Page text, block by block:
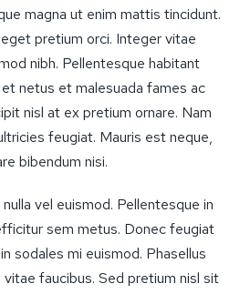
magna ut enim mattis tincidunt.
pretium orci. Integer vitae
nibh. Pellentesque habitant
netus et malesuada fames ac
nisl at ex pretium ornare. Nam
feugiat. Mauris est neque,
bibendum nisi.
vel euismod. Pellentesque in
sem metus. Donec feugiat
sodales mi euismod. Phasellus
faucibus. Sed pretium nisl sit